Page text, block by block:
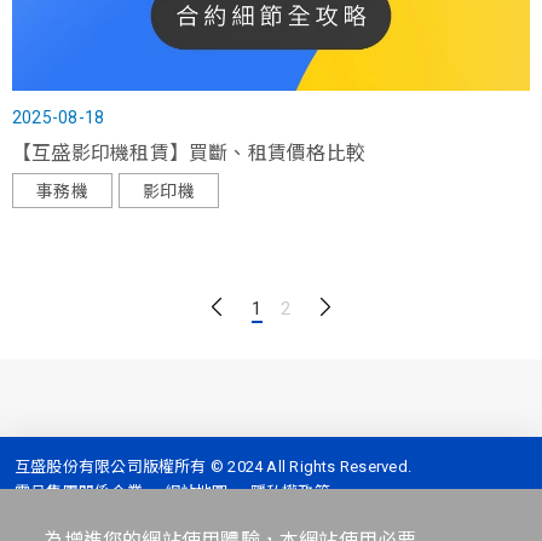
2025-08-18
【互盛影印機租賃】買斷、租賃價格比較
事務機 影印機
1 2
互盛股份有限公司版權所有 © 2024 All Rights Reserved.
震旦集團關係企業
網站地圖
隱私權政策